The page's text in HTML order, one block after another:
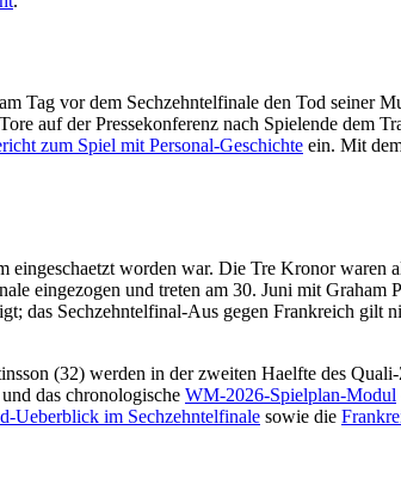
Tag vor dem Sechzehntelfinale den Tod seiner
auf der Pressekonferenz nach Spielende dem
zum Spiel mit Personal-Geschichte ein. Mit
eingeschaetzt worden war. Die Tre Kronor waren
eingezogen und treten am 30. Juni mit Graham
das Sechzehntelfinal-Aus gegen Frankreich gilt
(32) werden in der zweiten Haelfte des
und das chronologische WM-2026-Spielplan-Modul
Ueberblick im Sechzehntelfinale sowie die